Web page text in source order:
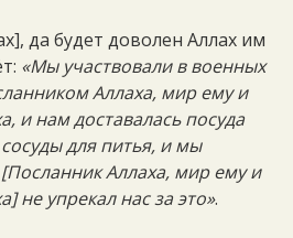
да будет доволен Аллах им
«Мы участвовали в военных
Аллаха, мир ему и
и нам доставалась посуда
для питья, и мы
Аллаха, мир ему и
не упрекал нас за это».